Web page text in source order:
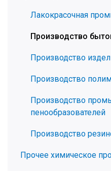
Лакокрасочная
Производство
Производство
Производство
Производство
пенообразователей
Производство
Прочее химическое